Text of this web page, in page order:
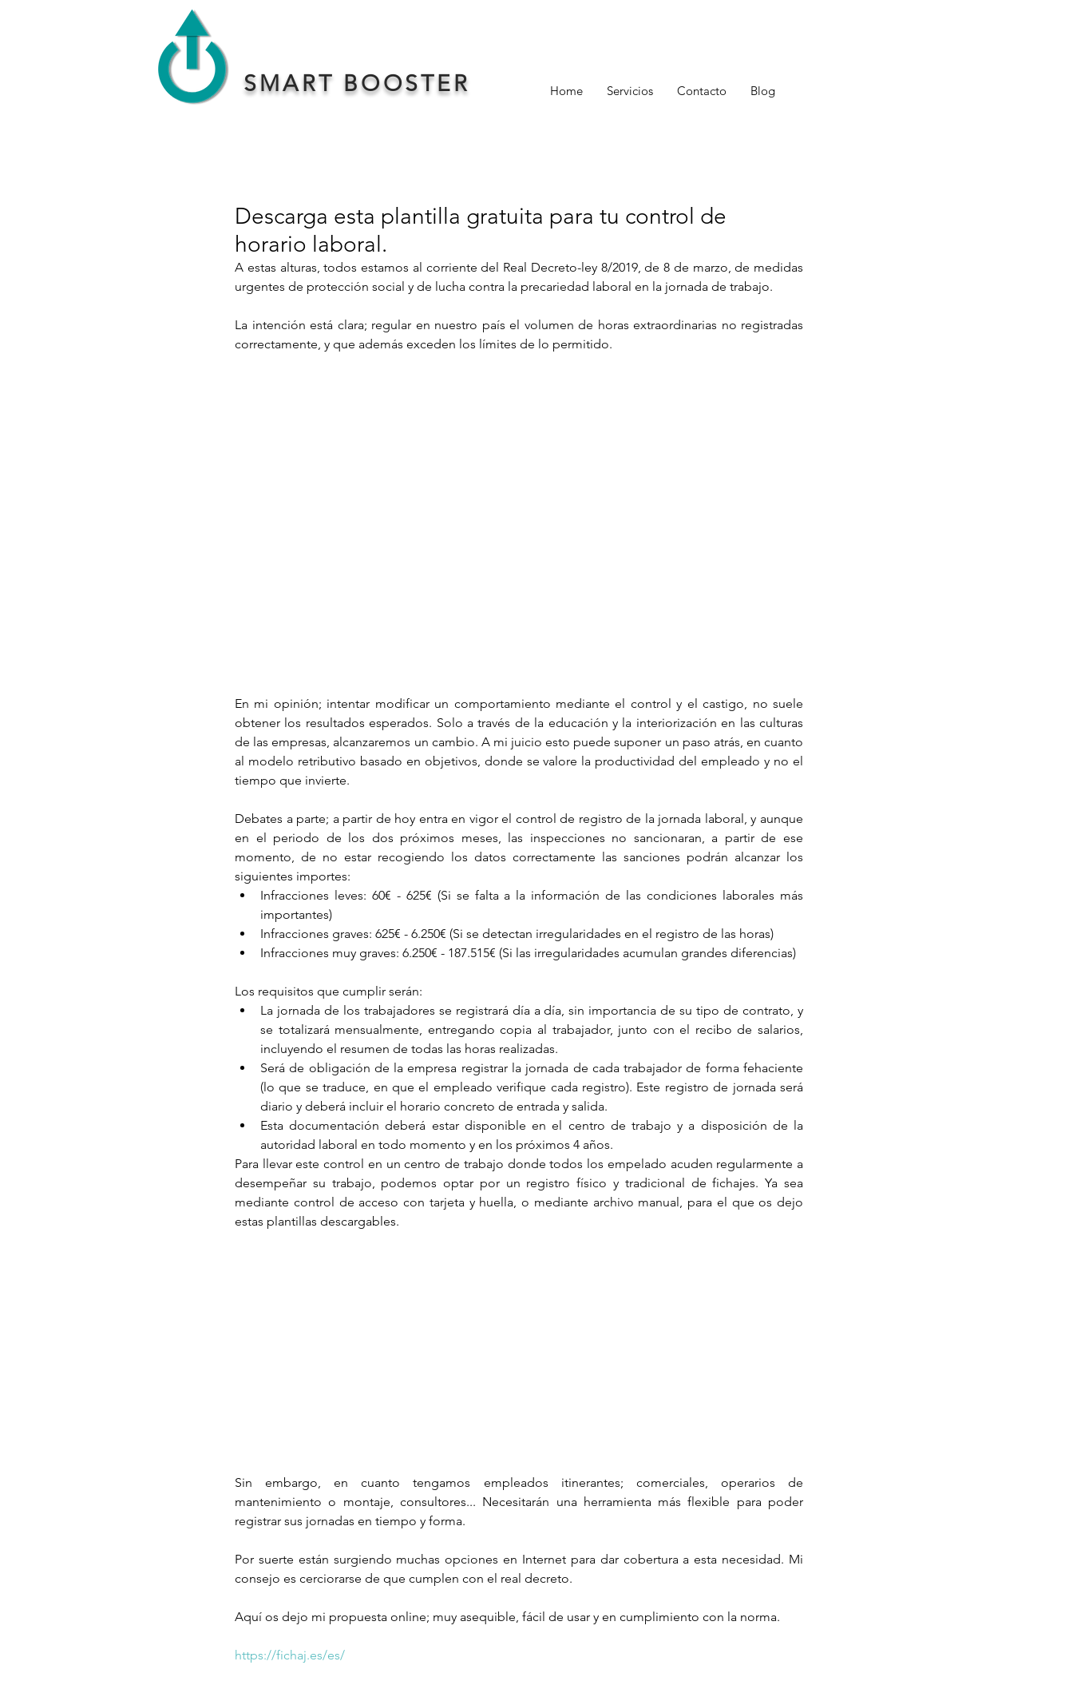
Home Servicios Contacto Blog
SMART BOOSTER
Descarga esta plantilla gratuita para tu control de
horario laboral.
A estas alturas, todos estamos al corriente del Real Decreto-ley 8/2019, de 8 de marzo, de medidas
urgentes de protección social y de lucha contra la precariedad laboral en la jornada de trabajo.
La intención está clara; regular en nuestro país el volumen de horas extraordinarias no registradas
correctamente, y que además exceden los límites de lo permitido.
En mi opinión; intentar modificar un comportamiento mediante el control y el castigo, no suele
obtener los resultados esperados. Solo a través de la educación y la interiorización en las culturas
de las empresas, alcanzaremos un cambio. A mi juicio esto puede suponer un paso atrás, en cuanto
al modelo retributivo basado en objetivos, donde se valore la productividad del empleado y no el
tiempo que invierte.
Debates a parte; a partir de hoy entra en vigor el control de registro de la jornada laboral, y aunque
en el periodo de los dos próximos meses, las inspecciones no sancionaran, a partir de ese
momento, de no estar recogiendo los datos correctamente las sanciones podrán alcanzar los
siguientes importes:
Infracciones leves: 60€ - 625€ (Si se falta a la información de las condiciones laborales más
importantes)
Infracciones graves: 625€ - 6.250€ (Si se detectan irregularidades en el registro de las horas)
Infracciones muy graves: 6.250€ - 187.515€ (Si las irregularidades acumulan grandes diferencias)
Los requisitos que cumplir serán:
La jornada de los trabajadores se registrará día a día, sin importancia de su tipo de contrato, y
se totalizará mensualmente, entregando copia al trabajador, junto con el recibo de salarios,
incluyendo el resumen de todas las horas realizadas.
Será de obligación de la empresa registrar la jornada de cada trabajador de forma fehaciente
(lo que se traduce, en que el empleado verifique cada registro). Este registro de jornada será
diario y deberá incluir el horario concreto de entrada y salida.
Esta documentación deberá estar disponible en el centro de trabajo y a disposición de la
autoridad laboral en todo momento y en los próximos 4 años.
Para llevar este control en un centro de trabajo donde todos los empelado acuden regularmente a
desempeñar su trabajo, podemos optar por un registro físico y tradicional de fichajes. Ya sea
mediante control de acceso con tarjeta y huella, o mediante archivo manual, para el que os dejo
estas plantillas descargables.
Sin embargo, en cuanto tengamos empleados itinerantes; comerciales, operarios de
mantenimiento o montaje, consultores... Necesitarán una herramienta más flexible para poder
registrar sus jornadas en tiempo y forma.
Por suerte están surgiendo muchas opciones en Internet para dar cobertura a esta necesidad. Mi
consejo es cerciorarse de que cumplen con el real decreto.
Aquí os dejo mi propuesta online; muy asequible, fácil de usar y en cumplimiento con la norma.
https://fichaj.es/es/